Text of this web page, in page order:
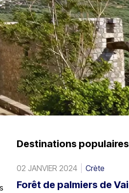
Destinations populaires
02 JANVIER 2024 Crète
Forêt de palmiers de Vai